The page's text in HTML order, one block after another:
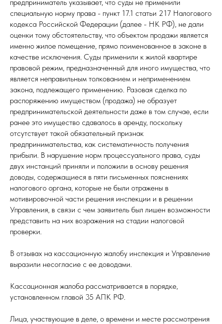
предприниматель указывает, что суды не применили
специальную норму права - пункт 17.1 статьи 217 Налогового
кодекса Российской Федерации (далее - НК РФ), не дали
оценки тому обстоятельству, что объектом продажи является
именно жилое помещение, прямо поименованное в законе в
качестве исключения. Суды применили к жилой квартире
правовой режим, предназначенный для иного имущества, что
является неправильным толкованием и неприменением
закона, подлежащего применению. Разовая сделка по
распоряжению имуществом (продажа) не образует
предпринимательской деятельности даже в том случае, если
ранее это имущество сдавалось в аренду, поскольку
отсутствует такой обязательный признак
предпринимательства, как систематичность получения
прибыли. В нарушение норм процессуального права, суды
двух инстанций приняли и положили в основу решения
доводы, содержащиеся в пяти письменных пояснениях
налогового органа, которые не были отражены в
мотивировочной части решения инспекции и в решении
Управления, в связи с чем заявитель был лишен возможности
представить на них возражения на стадии налоговой
проверки.
В отзывах на кассационную жалобу инспекция и Управление
выразили несогласие с ее доводами.
Кассационная жалоба рассматривается в порядке,
установленном главой 35 АПК РФ.
Лица, участвующие в деле, о времени и месте рассмотрения